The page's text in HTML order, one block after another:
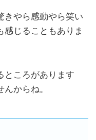
きやら感動やら笑い
じることもありま
ところがあります
からね。